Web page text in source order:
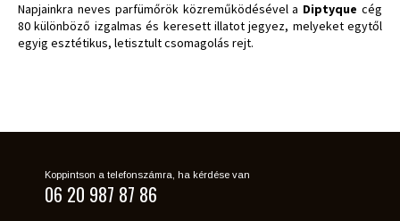
Napjainkra neves parfümőrök közreműködésével a Diptyque cég
80 különböző izgalmas és keresett illatot jegyez, melyeket egytől
egyig esztétikus, letisztult csomagolás rejt.
Koppintson a telefonszámra, ha kérdése van
06 20 987 87 86